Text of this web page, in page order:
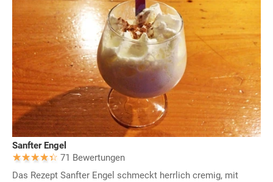
Sanfter Engel
71 Bewertungen
Das Rezept Sanfter Engel schmeckt herrlich cremig, mit